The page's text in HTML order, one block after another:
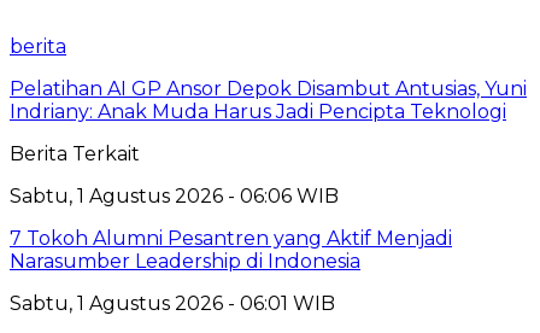
berita
Pelatihan AI GP Ansor Depok Disambut Antusias, Yuni
Indriany: Anak Muda Harus Jadi Pencipta Teknologi
Berita Terkait
Sabtu, 1 Agustus 2026 - 06:06 WIB
7 Tokoh Alumni Pesantren yang Aktif Menjadi
Narasumber Leadership di Indonesia
Sabtu, 1 Agustus 2026 - 06:01 WIB